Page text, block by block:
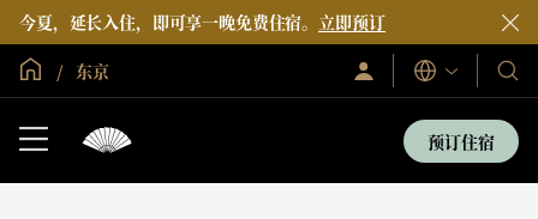
今夏，延长入住，即可享一晚免费住宿。 立即预订
全球首页
东京
登
录/
语
言
我
们
的
酒
预订住宿